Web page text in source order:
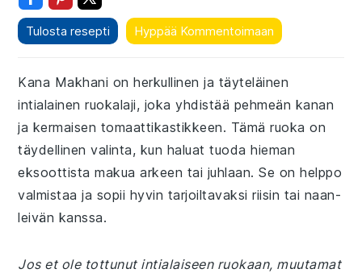
Tulosta resepti Hyppää Kommentoimaan
Kana Makhani on herkullinen ja täyteläinen
intialainen ruokalaji, joka yhdistää pehmeän kanan
ja kermaisen tomaattikastikkeen. Tämä ruoka on
täydellinen valinta, kun haluat tuoda hieman
eksoottista makua arkeen tai juhlaan. Se on helppo
valmistaa ja sopii hyvin tarjoiltavaksi riisin tai naan-
leivän kanssa.
Jos et ole tottunut intialaiseen ruokaan, muutamat